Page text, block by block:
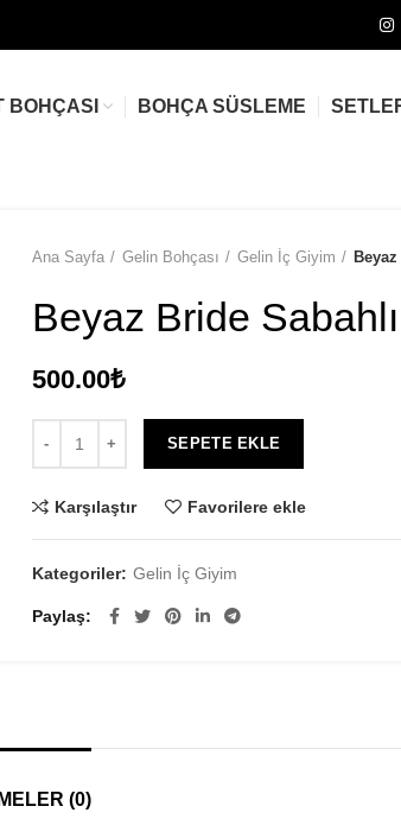
BOHÇASI BOHÇA SÜSLEME
Ana Sayfa Gelin Bohçası Gelin İç Giyim
Beyaz Bride
500.00₺
SEPETE EKLE
Karşılaştır Favorilere ekle
Kategoriler: Gelin İç Giyim
Paylaş
(0)